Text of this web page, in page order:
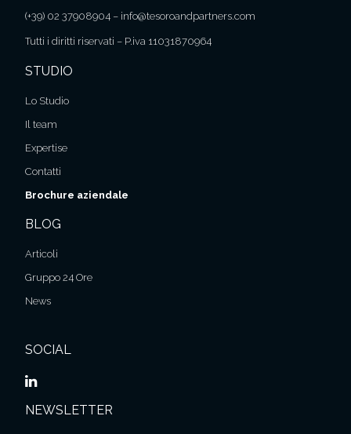
(+39) 02 37908904 – info@tesoroandpartners.com
Tutti i diritti riservati – P.iva 11031870964
STUDIO
Lo Studio
Il team
Expertise
Contatti
Brochure aziendale
BLOG
Articoli
Gruppo 24 Ore
News
SOCIAL
NEWSLETTER